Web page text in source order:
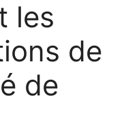
les
de
de